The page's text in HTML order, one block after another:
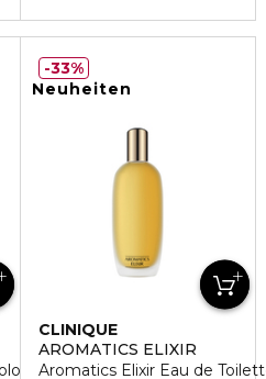
Spray
Neuheiten
CLINIQUE
AROMATICS ELIXIR
Aromatics Elixir Eau de
33%